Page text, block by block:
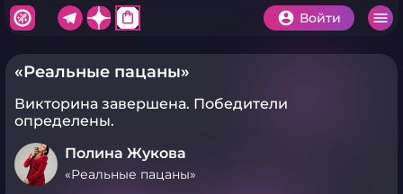
shopping_bag Войти
«Реальные пацаны»
Викторина завершена. Победители
определены.
Полина Жукова
«Реальные пацаны»